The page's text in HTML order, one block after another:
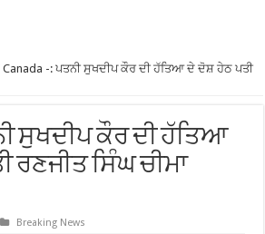
Canada -: ਪਤਨੀ ਸੁਖਦੀਪ ਕੌਰ ਦੀ ਹੱਤਿਆ ਦੇ ਦੋਸ਼ ਹੇਠ ਪਤੀ
ਸੁਖਦੀਪ ਕੌਰ ਦੀ ਹੱਤਿਆ
ਰਣਜੀਤ ਸਿੰਘ ਚੀਮਾ
Breaking News